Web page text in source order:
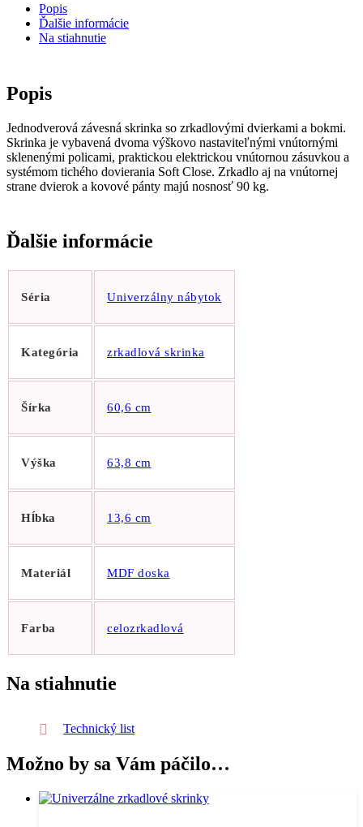
Popis
Ďalšie informácie
Na stiahnutie
Popis
Jednodverová závesná skrinka so zrkadlovými dvierkami a bokmi.
Skrinka je vybavená dvoma výškovo nastaviteľnými vnútornými
sklenenými policami, praktickou elektrickou vnútornou zásuvkou a
systémom tichého dovierania Soft Close. Zrkadlo aj na vnútornej
strane dvierok a kovové pánty majú nosnosť 90 kg.
Ďalšie informácie
Séria Univerzálny nábytok
Kategória zrkadlová skrinka
Šírka 60,6 cm
Výška 63,8 cm
Hĺbka 13,6 cm
Materiál MDF doska
Farba celozrkadlová
Na stiahnutie
Technický list
Možno by sa Vám páčilo…